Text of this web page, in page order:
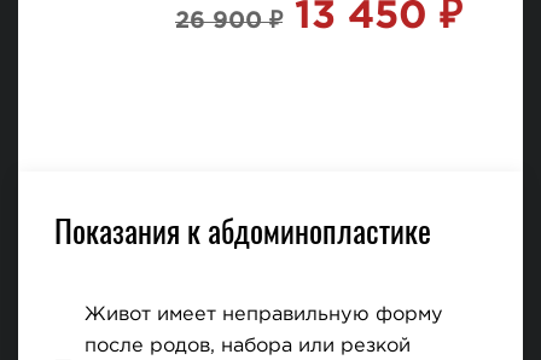
26 900 ₽ 13 450 ₽
Показания к абдоминопластике
Живот имеет неправильную форму
после родов, набора или резкой